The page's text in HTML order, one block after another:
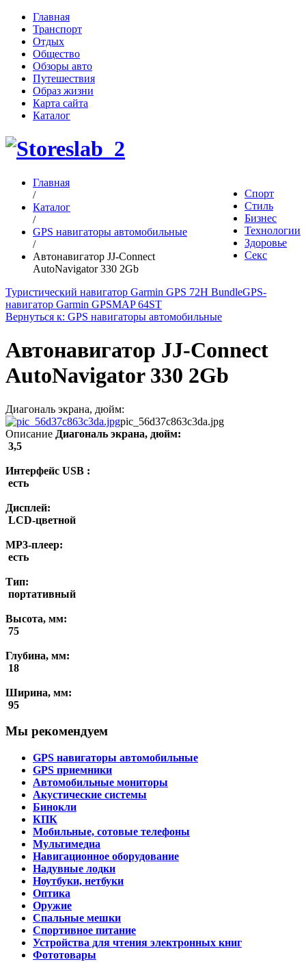
Главная
Транспорт
Отдых
Общество
Обзоры авто
Путешествия
Образ жизни
Карта сайта
Каталог
Спорт
Стиль
Бизнес
Технологии
Здоровье
Секс
Главная
/
Каталог
/
GPS навигаторы автомобильные
/
Автонавигатор JJ-Connect
AutoNavigator 330 2Gb
Туристический навигатор Garmin GPS 72H BundleGPS-
навигатор Garmin GPSMAP 64ST
Вернуться к: GPS навигаторы автомобильные
Автонавигатор JJ-Connect
AutoNavigator 330 2Gb
Диагональ экрана, дюйм:
pic_56d37c863c3da.jpg
Описание Диагональ экрана, дюйм:
3,5
Интерфейс USB :
есть
Дисплей:
LCD-цветной
MP3-плеер:
есть
Тип:
портативный
Высота, мм:
75
Глубина, мм:
18
Ширина, мм:
95
Мы рекомендуем
GPS навигаторы автомобильные
GPS приемники
Автомобильные мониторы
Акустические системы
Бинокли
КПК
Мобильные, сотовые телефоны
Мультимедиа
Навигационное оборудование
Надувные лодки
Ноутбуки, нетбуки
Оптика
Оружие
Спальные мешки
Спортивное питание
Устройства для чтения электронных книг
Фототовары